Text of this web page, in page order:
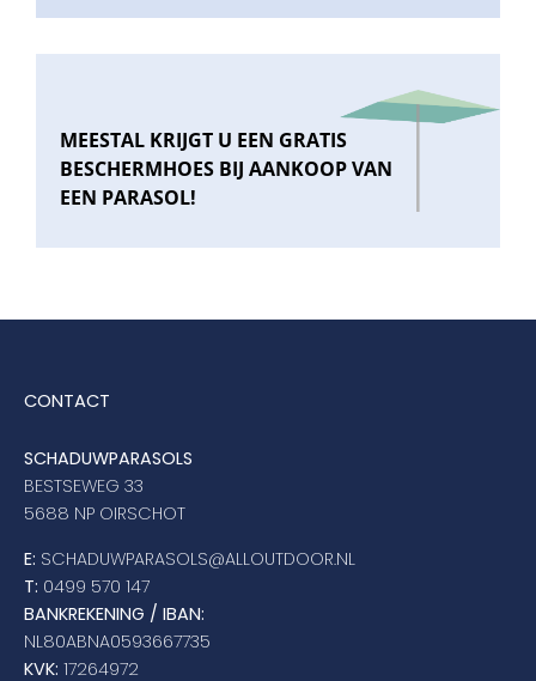
MEESTAL KRIJGT U EEN GRATIS
BESCHERMHOES BIJ AANKOOP VAN
EEN PARASOL!
CONTACT
SCHADUWPARASOLS
BESTSEWEG 33
5688 NP OIRSCHOT
E: SCHADUWPARASOLS@ALLOUTDOOR.NL
T: 0499 570 147
BANKREKENING / IBAN:
NL80ABNA0593667735
KVK: 17264972